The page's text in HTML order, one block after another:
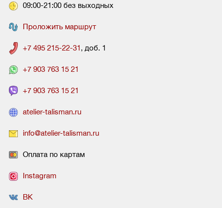
09:00-21:00 без выходных
Проложить маршрут
+7 495 215-22-31, доб. 1
+7 903 763 15 21
+7 903 763 15 21
atelier-talisman.ru
info@atelier-talisman.ru
Оплата по картам
Instagram
ВК